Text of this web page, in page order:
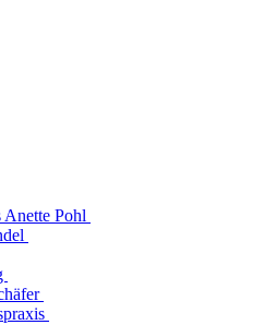
Pohl